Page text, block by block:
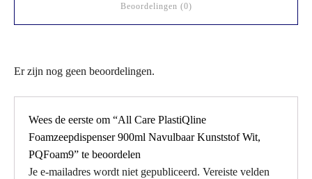
Beoordelingen (0)
Er zijn nog geen beoordelingen.
Wees de eerste om “All Care PlastiQline
Foamzeepdispenser 900ml Navulbaar Kunststof Wit,
PQFoam9” te beoordelen
Je e-mailadres wordt niet gepubliceerd. Vereiste velden